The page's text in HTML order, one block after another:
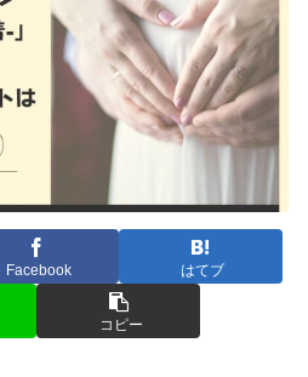
Facebook はてブ
コピー